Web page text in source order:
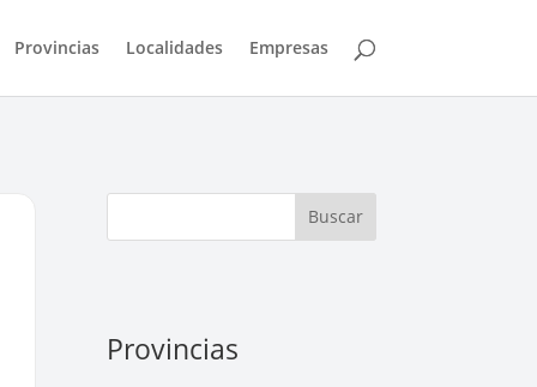
Provincias Localidades Empresas
Buscar
Provincias